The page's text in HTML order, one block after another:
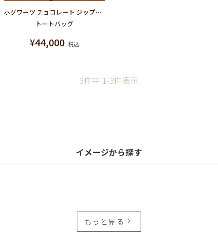
ホグワーツ チョコレート ジップトートバッグ【ハリーポッターコラボ】
トートバッグ
¥44,000 税込
3件中 1-3件表示
イメージから探す
もっと見る